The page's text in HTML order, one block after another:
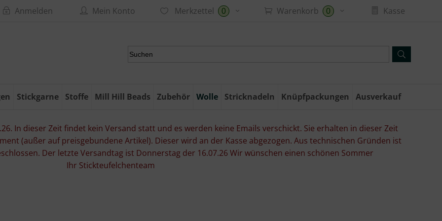
Anmelden Mein Konto Merkzettel 0 Warenkorb 0 Kasse
Stickgarne Stoffe Mill Hill Beads Zubehör Wolle Stricknadeln Knüpfpackungen Ausverkauf
In dieser Zeit findet kein Versand statt und es werden keine Emails verschickt. Sie erhalten in dieser Zeit
(außer auf preisgebundene Artikel). Dieser wird an der Kasse abgezogen. Aus technischen Gründen ist
Der letzte Versandtag ist Donnerstag der 16.07.26 Wir wünschen einen schönen Sommer
Ihr Stickteufelchenteam